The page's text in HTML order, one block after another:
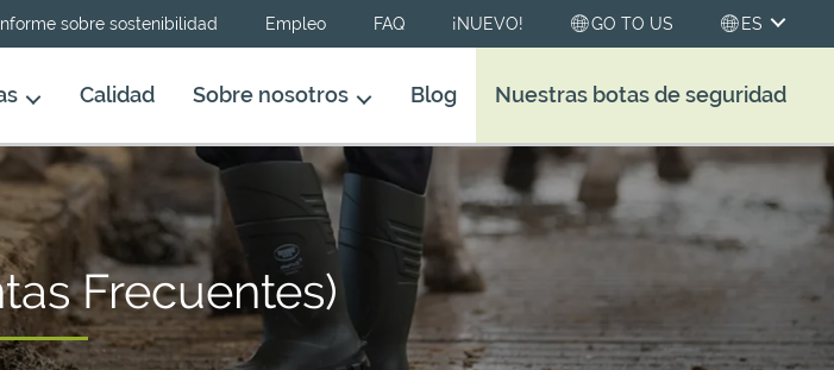
Informe sobre sostenibilidad Empleo FAQ ¡NUEVO! GO TO US ES
Calidad Sobre nosotros Blog Nuestras botas de seguridad
Frecuentes)